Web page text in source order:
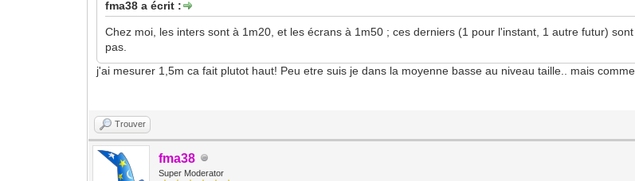
fma38 a écrit :
Chez moi, les inters sont à 1m20, et les écrans à 1m50 ; ces derniers (1 pour l'instant, 1 autre futur)
pas.
j'ai mesurer 1,5m ca fait plutot haut! Peu etre suis je dans la moyenne basse au niveau taille.. mais
Trouver
fma38
Super Moderator